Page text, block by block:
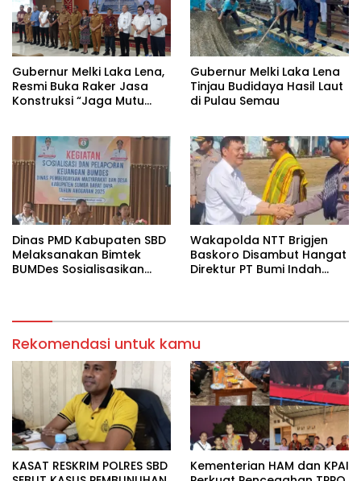
Gubernur Melki Laka Lena,
Resmi Buka Raker Jasa
Konstruksi “Jaga Mutu
Gubernur Melki Laka Lena
Tinjau Budidaya Hasil Laut
di Pulau Semau
Dinas PMD Kabupaten SBD
Melaksanakan Bimtek
BUMDes Sosialisasikan
Wakapolda NTT Brigjen
Baskoro Disambut Hangat
Direktur PT Bumi Indah
Rekomendasi untuk kamu
KASAT RESKRIM POLRES SBD
Kementerian HAM dan KPAI